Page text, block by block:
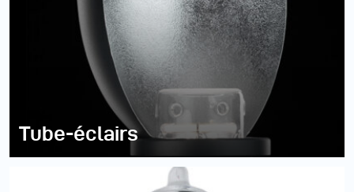
Tube-éclairs